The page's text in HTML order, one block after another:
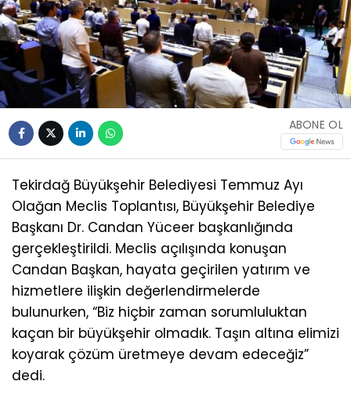
ABONE OL
Tekirdağ Büyükşehir Belediyesi Temmuz Ayı
Olağan Meclis Toplantısı, Büyükşehir Belediye
Başkanı Dr. Candan Yüceer başkanlığında
gerçekleştirildi. Meclis açılışında konuşan
Candan Başkan, hayata geçirilen yatırım ve
hizmetlere ilişkin değerlendirmelerde
bulunurken, “Biz hiçbir zaman sorumluluktan
kaçan bir büyükşehir olmadık. Taşın altına elimizi
koyarak çözüm üretmeye devam edeceğiz”
dedi.